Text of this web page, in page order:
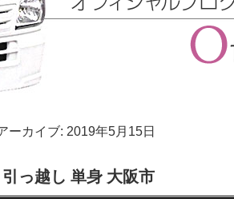
ーカイブ: 2019年5月15日
引っ越し 単身 大阪市